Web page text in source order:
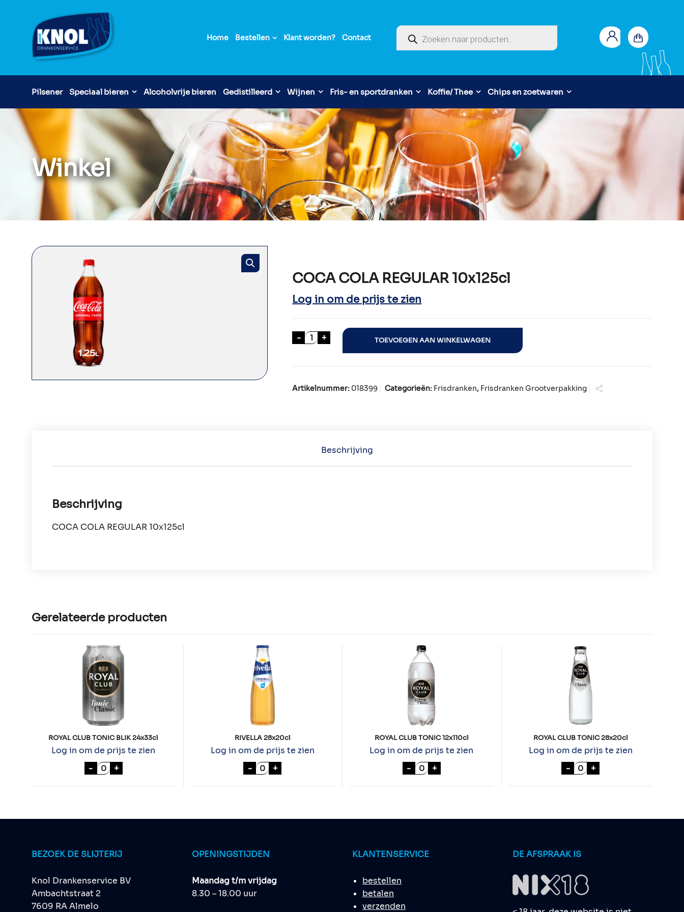
Home Bestellen Klant worden? Contact
Producten zoeken
Pilsener Speciaal bieren Alcoholvrije bieren Gedistilleerd Wijnen Fris- en sportdranken Koffie/ Thee Chips en zoetwaren
Winkel
COCA COLA REGULAR 10x125cl
Log in om de prijs te zien
- COCA COLA REGULAR 10x125cl aantal
+ TOEVOEGEN AAN WINKELWAGEN
Artikelnummer: 018399 Categorieën: Frisdranken, Frisdranken Grootverpakking
Beschrijving
Beschrijving
COCA COLA REGULAR 10x125cl
Gerelateerde producten
ROYAL CLUB TONIC BLIK 24x33cl
Log in om de prijs te zien
- ROYAL CLUB TONIC BLIK 24x33cl aantal
+
RIVELLA 28x20cl
Log in om de prijs te zien
- RIVELLA 28x20cl aantal
+
ROYAL CLUB TONIC 12x110cl
Log in om de prijs te zien
- ROYAL CLUB TONIC 12x110cl aantal
+
ROYAL CLUB TONIC 28x20cl
Log in om de prijs te zien
- ROYAL CLUB TONIC
+
BEZOEK DE SLIJTERIJ
Knol Drankenservice BV
Ambachtstraat 2
7609 RA Almelo
OPENINGSTIJDEN
Maandag t/m vrijdag
8.30 – 18.00 uur
KLANTENSERVICE
bestellen
betalen
verzenden
DE AFSPRAAK IS